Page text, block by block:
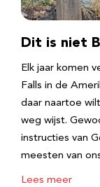
Dit is niet
Elk jaar komen
Falls in de
daar naartoe
weg wijst.
instructies van
meesten van
Lees meer